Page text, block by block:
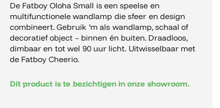
De Fatboy Oloha Small is een speelse en
multifunctionele wandlamp die sfeer en design
combineert. Gebruik ‘m als wandlamp, schaal of
decoratief object – binnen én buiten. Draadloos,
dimbaar en tot wel 90 uur licht. Uitwisselbaar met
de Fatboy Cheerio.
Dit product is te bezichtigen in onze showroom.